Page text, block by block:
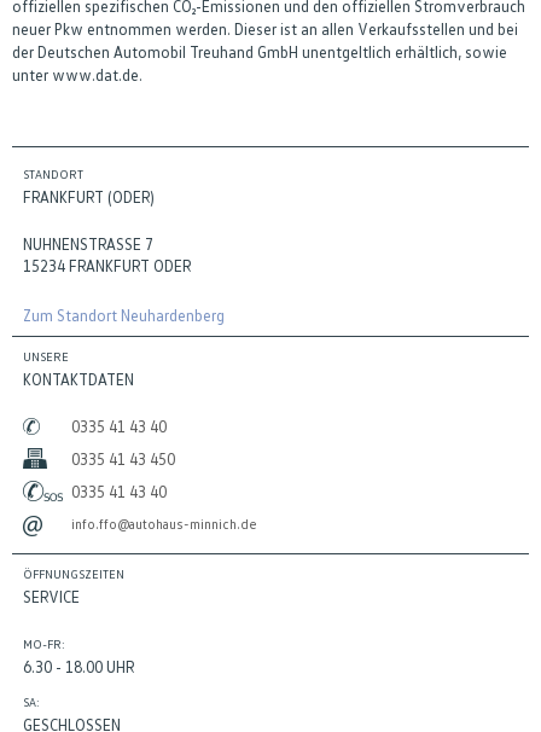
offiziellen spezifischen CO₂-Emissionen und den offiziellen Stromverbrauch
neuer Pkw entnommen werden. Dieser ist an allen Verkaufsstellen und bei
der Deutschen Automobil Treuhand GmbH unentgeltlich erhältlich, sowie
unter www.dat.de.
STANDORT
FRANKFURT (ODER)
NUHNENSTRASSE 7
15234 FRANKFURT ODER
Zum Standort Neuhardenberg
UNSERE
KONTAKTDATEN
0335 41 43 40
0335 41 43 450
0335 41 43 40
info.ffo@autohaus-minnich.de
ÖFFNUNGSZEITEN
SERVICE
MO-FR:
6.30 - 18.00 UHR
SA:
GESCHLOSSEN